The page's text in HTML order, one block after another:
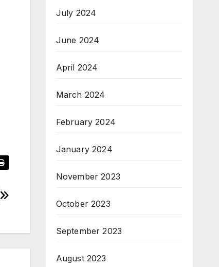
July 2024
June 2024
April 2024
March 2024
February 2024
January 2024
November 2023
October 2023
September 2023
August 2023